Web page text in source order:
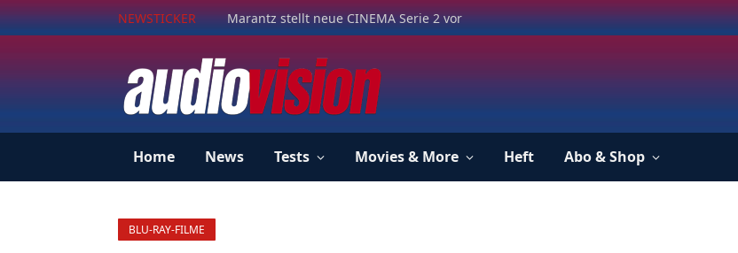
NEWSTICKER Marantz stellt neue CINEMA Serie 2 vor
Home News Tests Movies & More Heft Abo & Shop
BLU-RAY-FILME